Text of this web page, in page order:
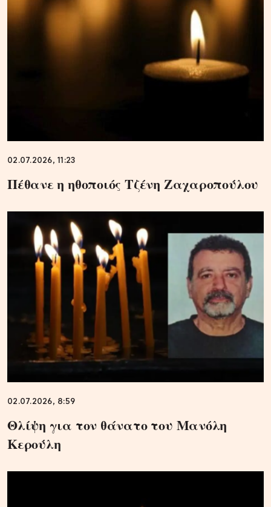
02.07.2026, 11:23
Πέθανε η ηθοποιός Τζένη Ζαχαροπούλου
02.07.2026, 8:59
Θλίψη για τον θάνατο του Μανόλη
Κερούλη